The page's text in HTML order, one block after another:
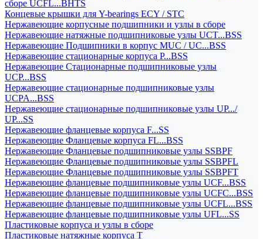
сборе UCFL...BHTS
Концевые крышки для Y-bearings ECY / STC
Нержавеющие корпусные подшипники и узлы в сборе
Нержавеющие натяжные подшипниковые узлы UCT...BSS
Нержавеющие Подшипники в корпус MUC / UC...BSS
Нержавеющие стационарные корпуса P...BSS
Нержавеющие Стационарные подшипниковые узлы
UCP...BSS
Нержавеющие стационарные подшипниковые узлы
UCPA...BSS
Нержавеющие стационарные подшипниковые узлы UP.../
UP...SS
Нержавеющие фланцевые корпуса F...SS
Нержавеющие Фланцевые корпуса FL...BSS
Нержавеющие Фланцевые подшипниковые узлы SSBPF
Нержавеющие Фланцевые подшипниковые узлы SSBPFL
Нержавеющие Фланцевые подшипниковые узлы SSBPFT
Нержавеющие фланцевые подшипниковые узлы UCF...BSS
Нержавеющие фланцевые подшипниковые узлы UCFC...BSS
Нержавеющие фланцевые подшипниковые узлы UCFL...BSS
Нержавеющие фланцевые подшипниковые узлы UFL...SS
Пластиковые корпуса и узлы в сборе
Пластиковые натяжные корпуса T